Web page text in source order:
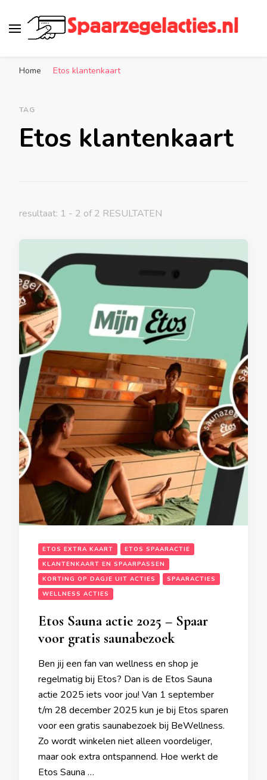
Home Etos klantenkaart
TAG
Etos klantenkaart
resultaat: 1 - 2 of 2 RESULTATEN
ETOS EXTRA KAART
ETOS SPAARACTIE
KLANTENKAART EN SPAARPASSEN
KORTING OP DAGJE UIT ACTIES
SPAARACTIES
WELLNESS ACTIES
Etos Sauna actie 2025 – Spaar
voor gratis saunabezoek
Ben jij een fan van wellness en shop je
regelmatig bij Etos? Dan is de Etos Sauna
actie 2025 iets voor jou! Van 1 september
t/m 28 december 2025 kun je bij Etos sparen
voor een gratis saunabezoek bij BeWellness.
Zo wordt winkelen niet alleen voordeliger,
maar ook extra ontspannend. Hoe werkt de
Etos Sauna …